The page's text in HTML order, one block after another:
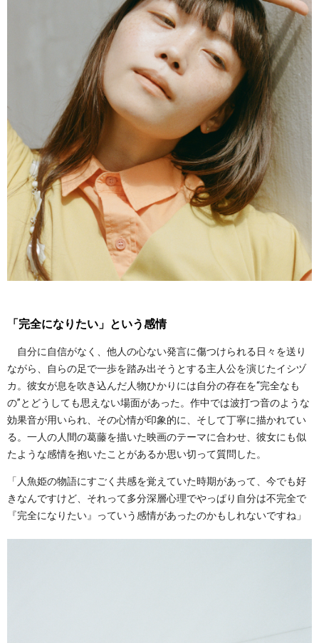
「完全になりたい」という感情
自分に自信がなく、他人の心ない発言に傷つけられる日々を送り
ながら、自らの足で一歩を踏み出そうとする主人公を演じたイシヅ
カ。彼女が息を吹き込んだ人物ひかりには自分の存在を“完全なも
の”とどうしても思えない場面があった。作中では波打つ音のような
効果音が用いられ、その心情が印象的に、そして丁寧に描かれてい
る。一人の人間の葛藤を描いた映画のテーマに合わせ、彼女にも似
たような感情を抱いたことがあるか思い切って質問した。
「人魚姫の物語にすごく共感を覚えていた時期があって、今でも好
きなんですけど、それって多分深層心理でやっぱり自分は不完全で
『完全になりたい』っていう感情があったのかもしれないですね」